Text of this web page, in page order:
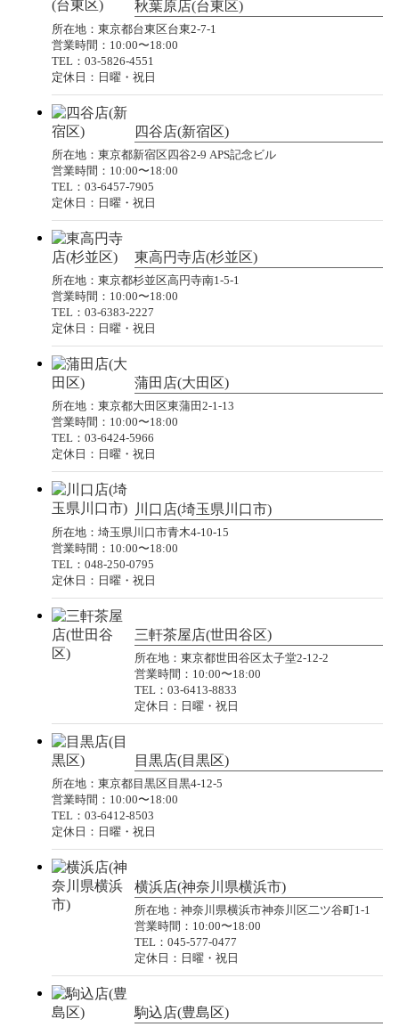
秋葉原店(台東区)
所在地：東京都台東区台東2-7-1
営業時間：10:00〜18:00
TEL：03-5826-4551
定休日：日曜・祝日
四谷店(新宿区)
所在地：東京都新宿区四谷2-9 APS記念ビル
営業時間：10:00〜18:00
TEL：03-6457-7905
定休日：日曜・祝日
東高円寺店(杉並区)
所在地：東京都杉並区高円寺南1-5-1
営業時間：10:00〜18:00
TEL：03-6383-2227
定休日：日曜・祝日
蒲田店(大田区)
所在地：東京都大田区東蒲田2-1-13
営業時間：10:00〜18:00
TEL：03-6424-5966
定休日：日曜・祝日
川口店(埼玉県川口市)
所在地：埼玉県川口市青木4-10-15
営業時間：10:00〜18:00
TEL：048-250-0795
定休日：日曜・祝日
三軒茶屋店(世田谷区)
所在地：東京都世田谷区太子堂2-12-2
営業時間：10:00〜18:00
TEL：03-6413-8833
定休日：日曜・祝日
目黒店(目黒区)
所在地：東京都目黒区目黒4-12-5
営業時間：10:00〜18:00
TEL：03-6412-8503
定休日：日曜・祝日
横浜店(神奈川県横浜市)
所在地：神奈川県横浜市神奈川区二ツ谷町1-1
営業時間：10:00〜18:00
TEL：045-577-0477
定休日：日曜・祝日
駒込店(豊島区)